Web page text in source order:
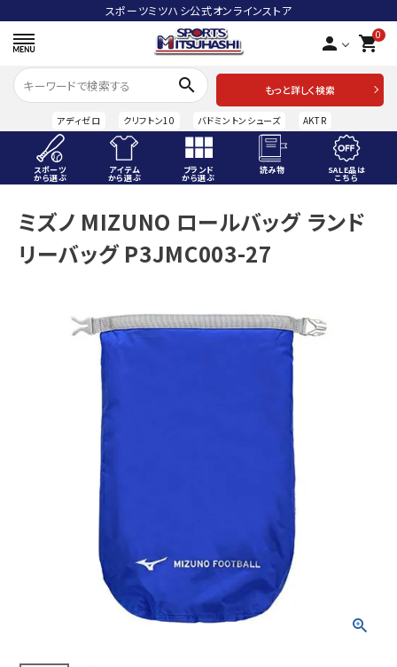
スポーツミツハシ公式オンラインストア
person 0
shopping_cart
search
もっと詳しく検索
アディゼロ クリフトン10 バドミントンシューズ AKTR
スポーツ
から選ぶ
アイテム
から選ぶ
ブランド
から選ぶ
読み物 SALE品は
こちら
ACCOUNT MENU
ようこそ ゲスト 様
スポーツから選ぶ
アイテムから選ぶ
ブランドから選ぶ
SALE品はこちら
ミズノ MIZUNO ロールバッグ ランド
リーバッグ P3JMC003-27